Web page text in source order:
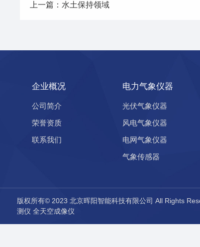
上一篇：水土保持领域
企业概况
公司简介
荣誉资质
联系我们
电力气象仪器
光伏气象仪器
风电气象仪器
电网气象仪器
气象传感器
版权所有© 2023 北京晖阳智能科技有限公司 All Rights
测仪 全天空成像仪